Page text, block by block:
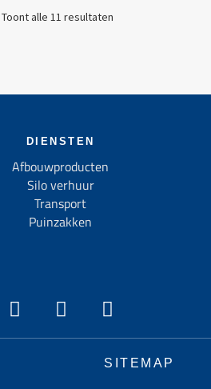
Toont alle 11 resultaten
DIENSTEN
Afbouwproducten
Silo verhuur
Transport
Puinzakken
SITEMAP